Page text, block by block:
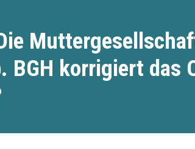
BGH korrigiert das